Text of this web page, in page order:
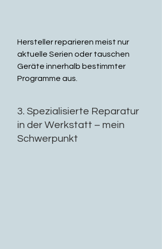
Hersteller reparieren meist nur
aktuelle Serien oder tauschen
Geräte innerhalb bestimmter
Programme aus.
3. Spezialisierte Reparatur
in der Werkstatt – mein
Schwerpunkt